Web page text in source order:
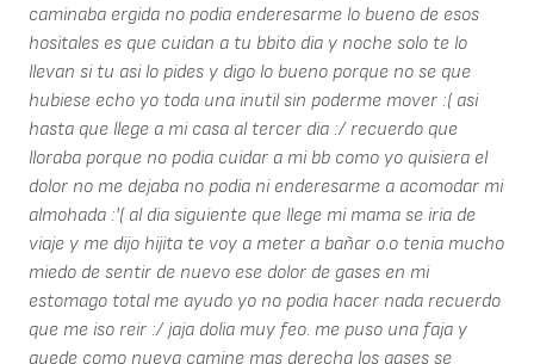
caminaba ergida no podia enderesarme lo bueno de esos
hositales es que cuidan a tu bbito dia y noche solo te lo
llevan si tu asi lo pides y digo lo bueno porque no se que
hubiese echo yo toda una inutil sin poderme mover :( asi
hasta que llege a mi casa al tercer dia :/ recuerdo que
lloraba porque no podia cuidar a mi bb como yo quisiera el
dolor no me dejaba no podia ni enderesarme a acomodar mi
almohada :'( al dia siguiente que llege mi mama se iria de
viaje y me dijo hijita te voy a meter a bañar o.o tenia mucho
miedo de sentir de nuevo ese dolor de gases en mi
estomago total me ayudo yo no podia hacer nada recuerdo
que me iso reir :/ jaja dolia muy feo. me puso una faja y
quede como nueva camine mas derecha los gases se